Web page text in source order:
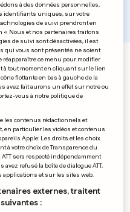
plus récents
Voir tout
Insolite
The Economist
Sciences
à des données personnelles,
identifiants uniques, sur votre
de suivi prendront en
« Nous et nos partenaires traitons
de suivi sont désactivées, il est
qui vous sont présentés ne soient
ce menu pour modifier
à tout moment en cliquant sur le lien
flottante en bas à gauche de la
avez fait aurons un effet sur notre ou
vous à notre politique de
les contenus rédactionnels et
en particulier les vidéos et contenus
Apple: Les droits et les choix
à votre choix de Transparence du
sera respecté indépendamment
refusé la boîte de dialogue ATT,
et sur les sites web.
externes, traitent
: